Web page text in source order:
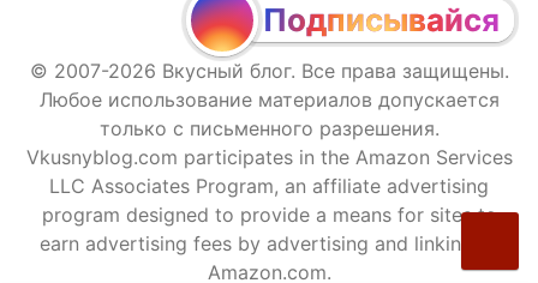
Подписывайся
© 2007-2026 Вкусный блог. Все права защищены.
Любое использование материалов допускается
только с письменного разрешения.
Vkusnyblog.com participates in the Amazon Services
LLC Associates Program, an affiliate advertising
program designed to provide a means for sites to
earn advertising fees by advertising and linking to
Amazon.com.